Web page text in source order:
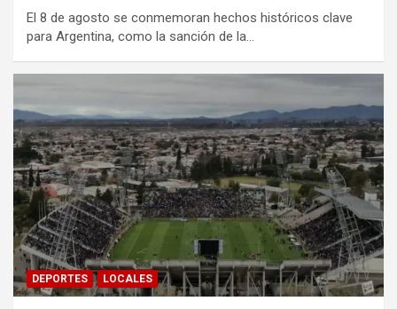
El 8 de agosto se conmemoran hechos históricos clave
para Argentina, como la sanción de la…
DEPORTES LOCALES